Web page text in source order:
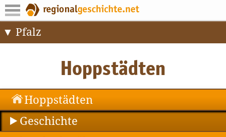
Pfalz
Hoppstädten
Geschichte